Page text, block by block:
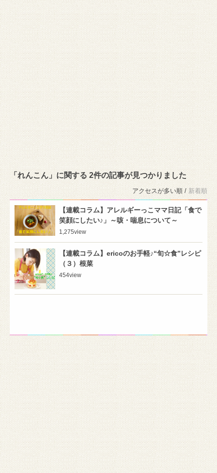
「れんこん」に関する 2件の記事が見つかりました
アクセスが多い順 / 新着順
【連載コラム】アレルギーっこママ日記「食で
笑顔にしたい♪」～咳・喘息について～
1,275view
【連載コラム】ericoのお手軽♪“旬☆食”レシピ
（３）根菜
454view